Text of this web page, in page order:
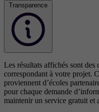
Transparence
Les résultats affichés sont
correspondant à votre projet.
proviennent d’écoles
pour chaque demande
maintenir un service gratuit et